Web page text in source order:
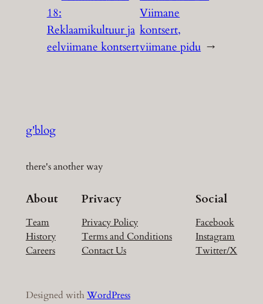
18:
Reklaamikultuur ja
eelviimane kontsert
Viimane
kontsert,
viimane pidu →
g'blog
there's another way
About
Team
History
Careers
Privacy
Privacy Policy
Terms and Conditions
Contact Us
Social
Facebook
Instagram
Twitter/X
Designed with WordPress